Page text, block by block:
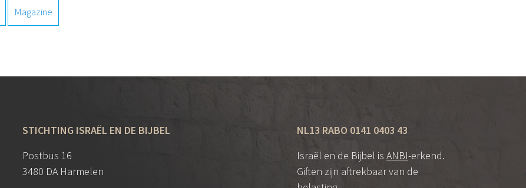
Magazine
STICHTING ISRAËL EN DE BIJBEL
Postbus 16
3480 DA Harmelen
NL13 RABO 0141 0403 43
Israël en de Bijbel is ANBI-erkend.
Giften zijn aftrekbaar van de